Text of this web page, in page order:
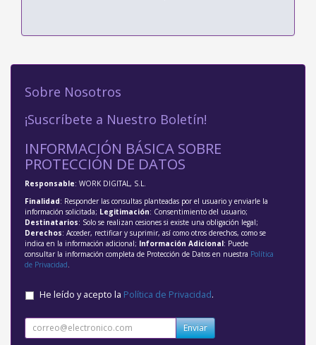
Sobre Nosotros
¡Suscríbete a Nuestro Boletín!
INFORMACIÓN BÁSICA SOBRE
PROTECCIÓN DE DATOS
Responsable: WORK DIGITAL, S.L.
Finalidad: Responder las consultas planteadas por el usuario y enviarle la
información solicitada; Legitimación: Consentimiento del usuario;
Destinatarios: Solo se realizan cesiones si existe una obligación legal;
Derechos: Acceder, rectificar y suprimir, así como otros derechos, como se
indica en la información adicional; Información Adicional: Puede
consultar la información completa de Protección de Datos en nuestra Política
de Privacidad
He leído y acepto la Política de Privacidad.
Enviar